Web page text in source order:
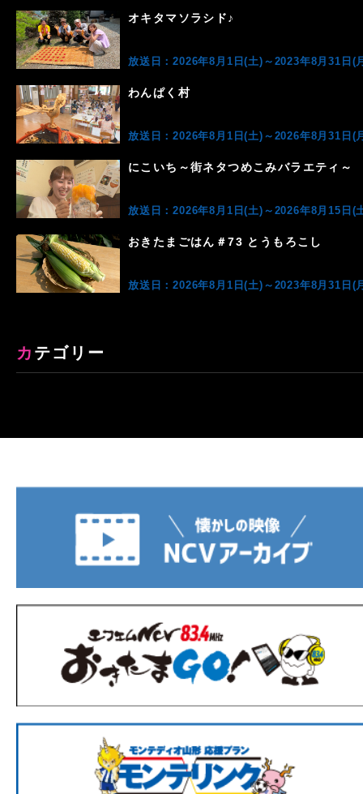
オキタマソラシド♪
放送日：2026年8月1日(土)～2023年8月31日(
わんぱく村
放送日：2026年8月1日(土)～2026年8月31日(
にこいち～街ネタつめこみバラエティ～
放送日：2026年8月1日(土)～2026年8月15日(
おきたまごはん＃73 とうもろこし
放送日：2026年8月1日(土)～2023年8月31日(
カテゴリー